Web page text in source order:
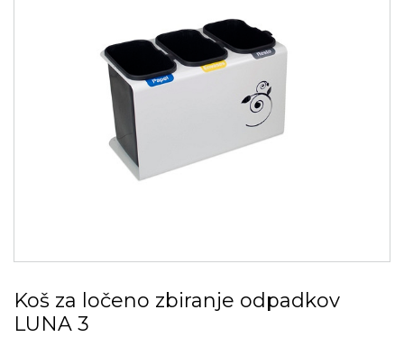
Koš za ločeno zbiranje odpadkov
LUNA 3